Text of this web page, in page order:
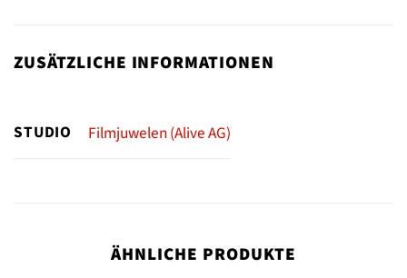
ZUSÄTZLICHE INFORMATIONEN
STUDIO Filmjuwelen (Alive AG)
ÄHNLICHE PRODUKTE